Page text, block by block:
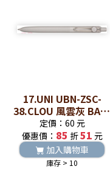
17.UNI UBN-ZSC-
38.CLOU 風雲灰 BALL
ZENTO零重力水性鋼珠
筆
定價：60 元
優惠價： 85 折51 元
加入購物車
庫存 > 10